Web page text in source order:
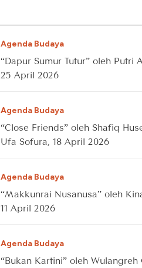
Agenda Budaya
“Dapur Sumur Tutur” oleh Putri
25 April 2026
Agenda Budaya
“Close Friends” oleh Shafiq
Ufa Sofura, 18 April 2026
Agenda Budaya
“Makkunrai Nusanusa” oleh
11 April 2026
Agenda Budaya
“Bukan Kartini” oleh Wulangreh